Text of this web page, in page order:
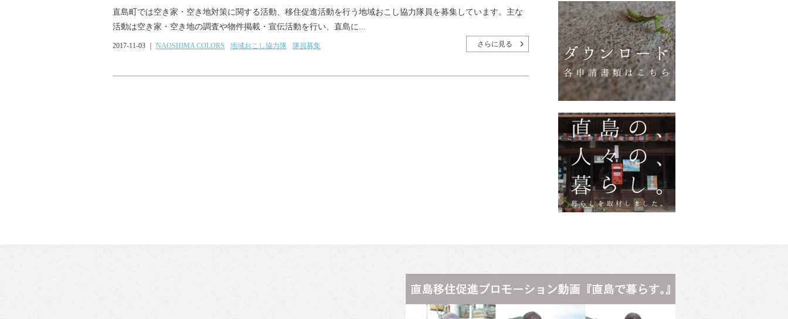
直島町では空き家・空き地対策に関する活動、移住促進活動を行う地域おこし協力隊員を募集しています。主な
活動は空き家・空き地の調査や物件掲載・宣伝活動を行い、直島に...
2017-11-03 ｜ NAOSHIMA COLORS 地域おこし協力隊 隊員募集 さらに見る